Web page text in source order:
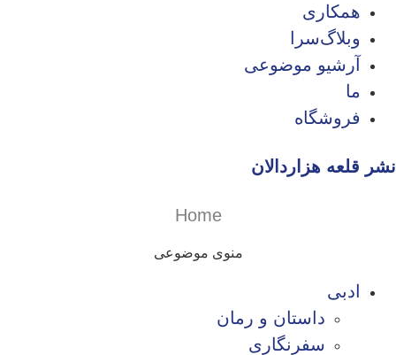
همکاری
وبلاگ‌سرا
آرشیو موضوعی
ما
فروشگاه
نشر قلعه هزاردالان
Home
منوی موضوعی
ادبی
داستان و رمان
سفرنگاری